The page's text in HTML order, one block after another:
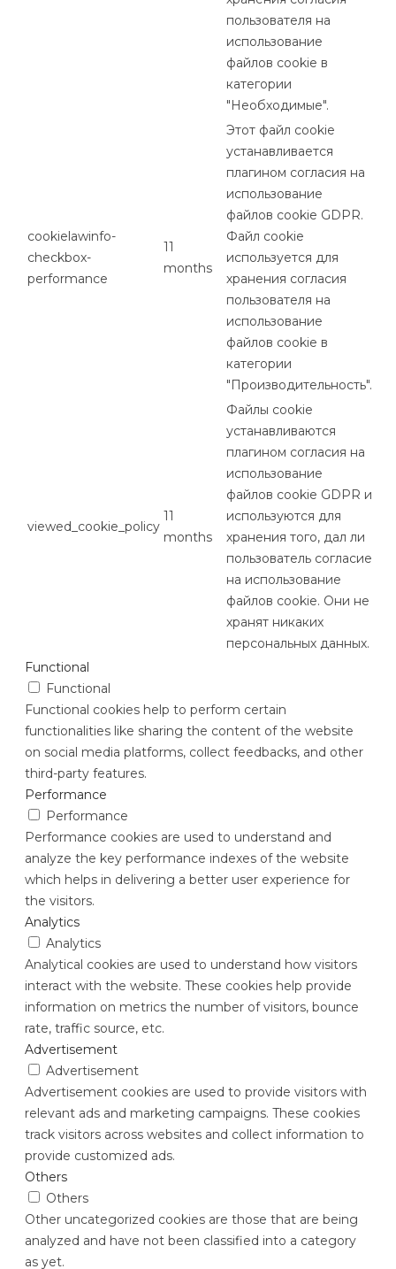
пользователя на
использование
файлов cookie в
категории
"Необходимые".
cookielawinfo-
checkbox-
performance
11
months
Этот файл cookie
устанавливается
плагином согласия на
использование
файлов cookie GDPR.
Файл cookie
используется для
хранения согласия
пользователя на
использование
файлов cookie в
категории
"Производительность".
viewed_cookie_policy
11
months
Файлы cookie
устанавливаются
плагином согласия на
использование
файлов cookie GDPR и
используются для
хранения того, дал ли
пользователь согласие
на использование
файлов cookie. Они не
хранят никаких
персональных данных.
Functional
Functional
Functional cookies help to perform certain
functionalities like sharing the content of the website
on social media platforms, collect feedbacks, and other
third-party features.
Performance
Performance
Performance cookies are used to understand and
analyze the key performance indexes of the website
which helps in delivering a better user experience for
the visitors.
Analytics
Analytics
Analytical cookies are used to understand how visitors
interact with the website. These cookies help provide
information on metrics the number of visitors, bounce
rate, traffic source, etc.
Advertisement
Advertisement
Advertisement cookies are used to provide visitors with
relevant ads and marketing campaigns. These cookies
track visitors across websites and collect information to
provide customized ads.
Others
Others
Other uncategorized cookies are those that are being
analyzed and have not been classified into a category
as yet.